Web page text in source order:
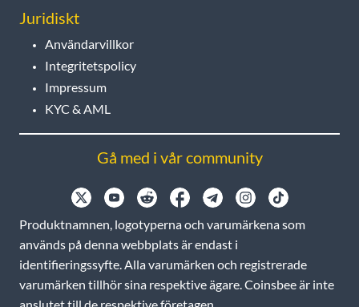
Juridiskt
Användarvillkor
Integritetspolicy
Impressum
KYC & AML
Gå med i vår community
Produktnamnen, logotyperna och varumärkena som
används på denna webbplats är endast i
identifieringssyfte. Alla varumärken och registrerade
varumärken tillhör sina respektive ägare. Coinsbee är inte